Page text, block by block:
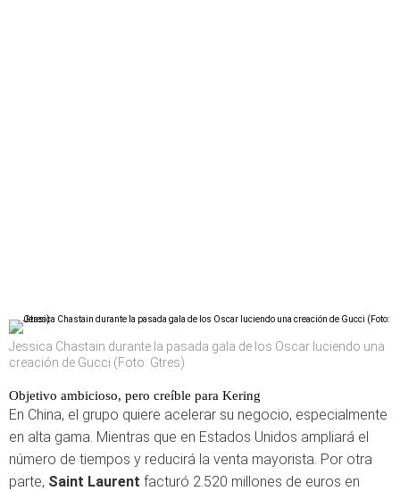
Jessica Chastain durante la pasada gala de los Oscar luciendo una
creación de Gucci (Foto: Gtres)
Objetivo ambicioso, pero creíble para Kering
En China, el grupo quiere acelerar su negocio, especialmente
en alta gama. Mientras que en Estados Unidos ampliará el
número de tiempos y reducirá la venta mayorista. Por otra
parte, Saint Laurent facturó 2.520 millones de euros en